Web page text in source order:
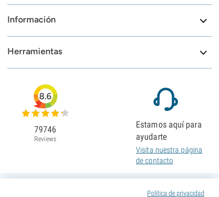
Información
Herramientas
Política de privacidad
8.6
79746
Reviews
Estamos aquí para
ayudarte
Visita nuestra página
de contacto